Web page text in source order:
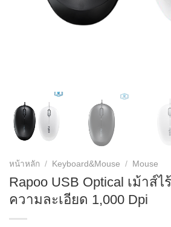
หน้าหลัก / Keyboard&Mouse / Mouse
Rapoo USB Optical เม้าส์
ความละเอียด 1,000 Dpi